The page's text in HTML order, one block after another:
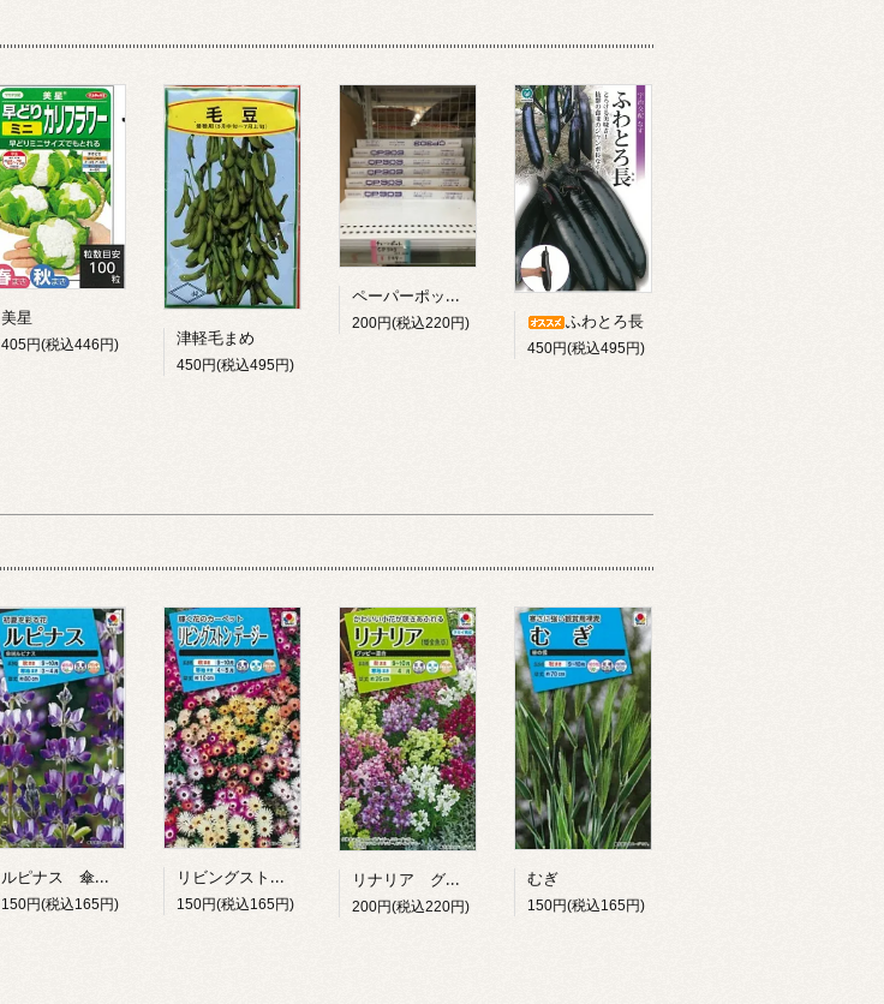
美星
405円(税込446円) 津軽毛まめ
450円(税込495円)
ペーパーポットＣＰ３０３
200円(税込220円) ふわとろ長
450円(税込495円)
ルピナス 傘咲ルピナス
150円(税込165円)
リビングストンデージー
150円(税込165円)
リナリア グッピー混合
200円(税込220円)
むぎ
150円(税込165円)